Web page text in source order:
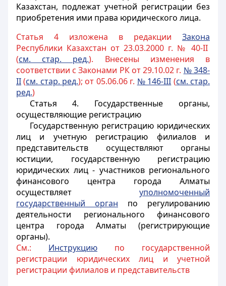
Казахстан, подлежат учетной регистрации без
приобретения ими права юридического лица.
Статья 4 изложена в редакции Закона
Республики Казахстан от 23.03.2000 г. № 40-II
(см. стар. ред.). Внесены изменения в
соответствии с Законами РК от 29.10.02 г. № 348-
II(см. стар. ред.); от 05.06.06 г. № 146-III (см. стар.
ред.)
Статья 4. Государственные органы,
осуществляющие регистрацию
Государственную регистрацию юридических
лиц и учетную регистрацию филиалов и
представительств осуществляют органы
юстиции, государственную регистрацию
юридических лиц - участников регионального
финансового центра города Алматы
осуществляет уполномоченный
государственный орган по регулированию
деятельности регионального финансового
центра города Алматы (регистрирующие
органы).
См.: Инструкцию по государственной
регистрации юридических лиц и учетной
регистрации филиалов и представительств